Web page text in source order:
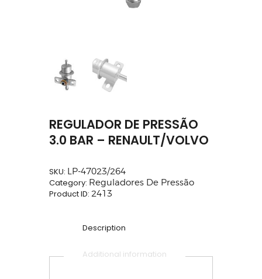
REGULADOR DE PRESSÃO
3.0 BAR – RENAULT/VOLVO
SKU: LP-47023/264
Category: Reguladores De Pressão
Product ID: 2413
Description
Additional information